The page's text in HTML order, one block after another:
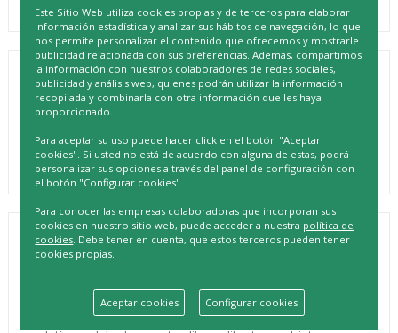
LUDUM MALETIN 100 PEGATINAS
PIRATAS
DESCRIPCIÓN
¡Ahoy, aventureros! ¿Listos para zarpar en un mundo lleno
"LUDUM MALETIN 100 PEGATINAS PIRATAS", el tesoro
que te hará navegar por mares de imaginación. Con este
Este Sitio Web utiliza cookies propias y de terceros para elaborar
información estadística y analizar sus hábitos de navegación, lo que
nos permite personalizar el contenido que ofrecemos y mostrarle
publicidad relacionada con sus preferencias. Además, compartimos
la información con nuestros colaboradores de redes sociales,
publicidad y análisis web, quienes podrán utilizar la información
recopilada y combinarla con otra información que les haya
proporcionado.
Para aceptar su uso puede hacer click en el botón "Aceptar
cookies". Si usted no está de acuerdo con alguna de estas, podrá
personalizar sus opciones a través del panel de configuración con
el botón "Configurar cookies".
Para conocer las empresas colaboradoras que incorporan sus
cookies en nuestro sitio web, puede acceder a nuestra política de
cookies . Debe tener en cuenta, que estos terceros pueden tener
cookies propias.
Aceptar cookies Configurar cookies